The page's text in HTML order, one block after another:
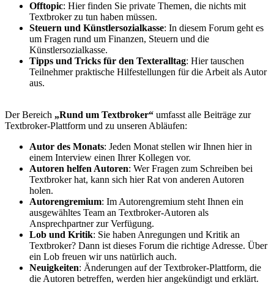
Offtopic: Hier finden Sie private Themen, die nichts mit
Textbroker zu tun haben müssen.
Steuern und Künstlersozialkasse: In diesem Forum geht es
um Fragen rund um Finanzen, Steuern und die
Künstlersozialkasse.
Tipps und Tricks für den Texteralltag: Hier tauschen
Teilnehmer praktische Hilfestellungen für die Arbeit als Autor
aus.
Der Bereich „Rund um Textbroker“ umfasst alle Beiträge zur
Textbroker-Plattform und zu unseren Abläufen:
Autor des Monats: Jeden Monat stellen wir Ihnen hier in
einem Interview einen Ihrer Kollegen vor.
Autoren helfen Autoren: Wer Fragen zum Schreiben bei
Textbroker hat, kann sich hier Rat von anderen Autoren
holen.
Autorengremium: Im Autorengremium steht Ihnen ein
ausgewähltes Team an Textbroker-Autoren als
Ansprechpartner zur Verfügung.
Lob und Kritik: Sie haben Anregungen und Kritik an
Textbroker? Dann ist dieses Forum die richtige Adresse. Über
ein Lob freuen wir uns natürlich auch.
Neuigkeiten: Änderungen auf der Textbroker-Plattform, die
die Autoren betreffen, werden hier angekündigt und erklärt.